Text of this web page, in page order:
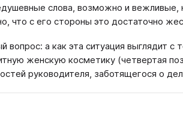
слова, возможно и
что с его стороны это достаточно
вопрос: а как эта ситуация выглядит
женскую косметику (четвертая
руководителя, заботящегося о